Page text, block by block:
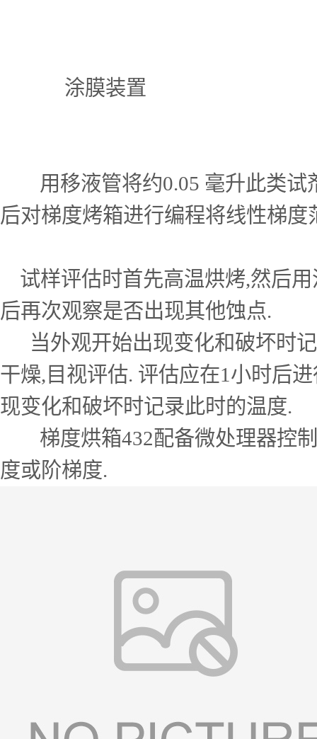
涂
用移液管将约0.05 毫升此类试
后对梯度烤箱进行编程将线性梯度
试样评估时首先高温烘烤,然后用
后再次观察是否出现其他蚀点.
当外观开始出现变化和破坏时记
干燥,目视评估. 评估应在1小时后
现变化和破坏时记录此时的温度.
梯度烘箱432配备微处理器控制
度或阶梯度.